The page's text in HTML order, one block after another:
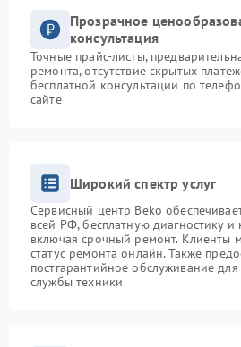
Прозрачное
консультация
Точные прайс-листы,
ремонта, отсутствие скрытых
бесплатной консультации по
сайте
Широкий спектр услуг
Сервисный центр Beko
всей РФ, бесплатную диагностику и
включая срочный ремонт. Клиенты
статус ремонта онлайн. Также
постгарантийное обслуживание
службы техники